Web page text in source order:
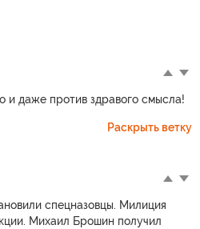
и даже против здравого смысла!
Раскрыть ветку
спецназовцы. Милиция
Михаил Брошин получил